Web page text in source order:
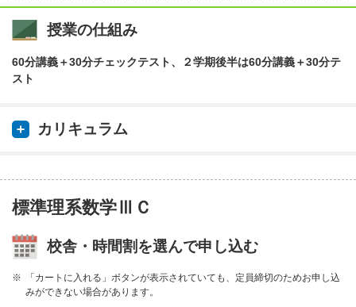
授業の仕組み
60分講義＋30分チェックテスト、２学期後半は60分講義＋30分テ
スト
カリキュラム
標準理系数学ⅢＣ
校舎・時間割を選んで申し込む
「カートに入れる」ボタンが表示されていても、定員締切のためお申し込
みができない場合があります。